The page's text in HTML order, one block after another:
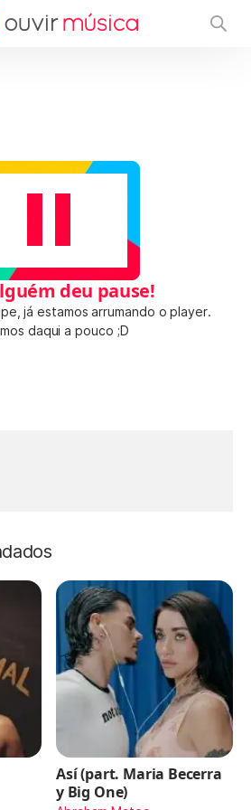
deu pause!
já estamos arrumando o player.
daqui a pouco ;D
Así (part. Maria Becerra
y Big One)